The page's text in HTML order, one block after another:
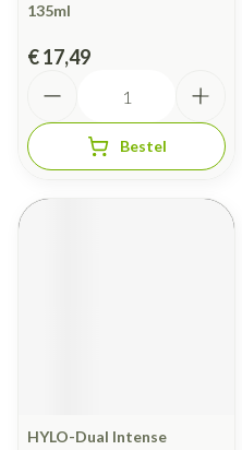
135ml
€ 17,49
Bestel
HYLO-Dual Intense